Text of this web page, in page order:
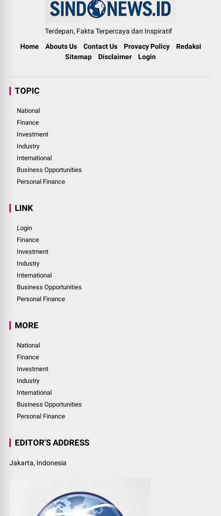
Terdepan, Fakta Terpercaya dan Inspiratif
Home
Abouts Us Contact Us Provacy Policy
Redaksi
Sitemap
Disclaimer Login
TOPIC
National
Finance
Investment
Industry
International
Business Opportunities
Personal Finance
LINK
Login
Finance
Investment
Industry
International
Business Opportunities
Personal Finance
MORE
National
Finance
Investment
Industry
International
Business Opportunities
Personal Finance
EDITOR'S ADDRESS
Jakarta, Indonesia